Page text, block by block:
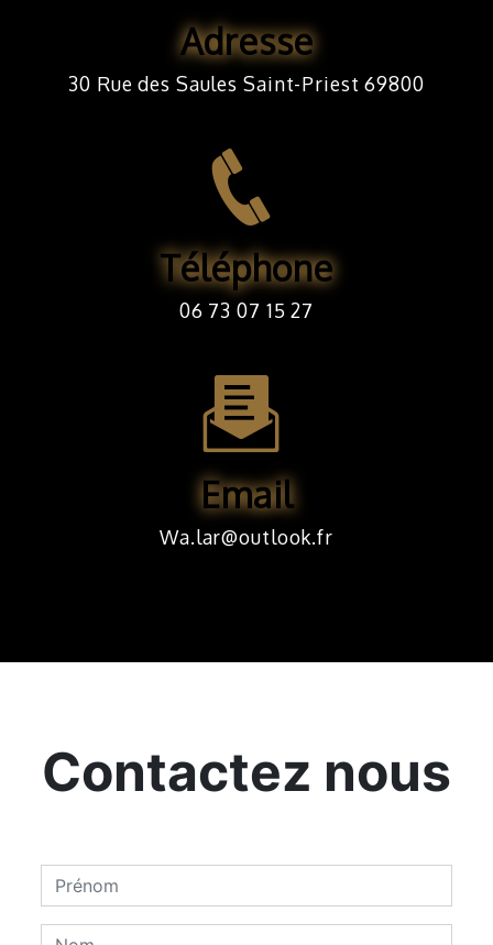
Adresse
30 Rue des Saules Saint-Priest 69800
Téléphone
06 73 07 15 27
Email
wa.lar@outlook.fr
Contactez nous